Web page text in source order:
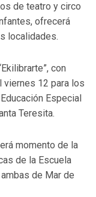
de teatro y circo
ofrecerá
localidades.
con
viernes 12 para los
Especial
Teresita.
momento de la
de la Escuela
de Mar de